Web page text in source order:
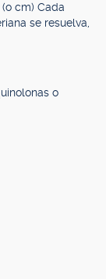
cm) Cada
se resuelva,
o